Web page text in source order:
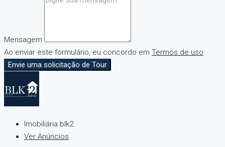
Mensagem
Ao enviar este formulário, eu concordo em Termos de uso
Envie uma solicitação de Tour
Imobiliária blk2
Ver Anúncios